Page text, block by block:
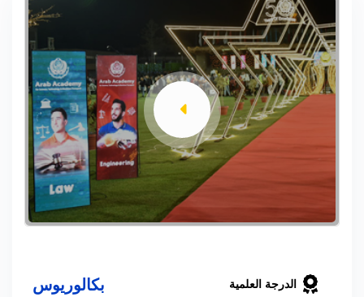
الدرجة العلمية بكالوريوس